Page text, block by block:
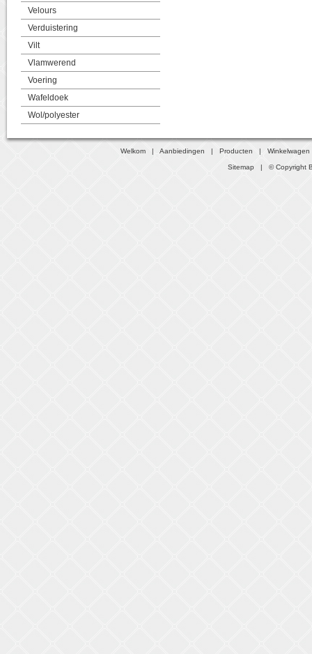
Velours
Verduistering
Vilt
Vlamwerend
Voering
Wafeldoek
Wol/polyester
Welkom |Aanbiedingen |Producten |Winkelwagen
Sitemap | © Copyright